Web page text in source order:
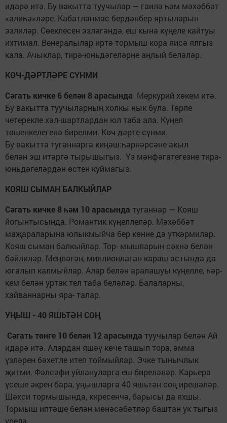
идарә итә. Бу вакытта туучылар — гаилә һәм мә­хәббәт
«алиһә»ләре. Кабатланмас бер­дәнбер яртыларын
эзлиләр. Сөеклесен эзләгәндә, еш кына күңеле кайтуы
ихтимал. Венералылар иртә тормыш ко­ра яисә ялгыз
кала. Ачыклар, тирә-юньдәгеләрне аңлый беләләр.
КӨЧ-ДӘРТЛӘРЕ СҮНМИ
Сәгать кичке 6 белән 8 арасында Меркурий хөкем итә.
Бу вакытта туучыларның холкы нык була. Төрле
четерекле хәл-шартлардан юл таба ала. Күңел
төшенкелегенә бирелми. Көч-дәрте сүнми.
Бу вакытта туганнарга киңәш:һәрнәрсәне акыл
белән эш итәргә тырышыгыз. Үз мәнфәгатегезне тирә-
юньдәгеләрдән өстен куймагыз.
КОЯШ СЫМАН БАЛКЫЙЛАР
Сәгать кичке 8 һәм 10 арасында туган­нар — Кояш
йогын­тысында. Романтик күңеллеләр. Мәхәб­бәт
маҗараларына юлыкмыйча бер көн­не дә үткәрмиләр.
Кояш сыман балкыйлар. Тор- мышларын сәхнә белән
бәйлиләр. Меңләгән, мил­лионлаган караш астында да
югалып калмыйлар. Алар белән аралашуы күңелле, һәр­
кем белән уртак тел таба белә­ләр. Балаларны,
хайваннарны яра- талар.
УҢЫШ - 40 ЯШЬТӘН СОҢ
Сәгать төнге 10 белән 12 арасында туучылар белән Ай
идарә итә. Алардан яшәү көче ташып то­ра, әмма
үзләрен бәхетле итеп той­мыйлар. Эчке тынычлык
җитми. Фәлсәфи уйлануларга еш биреләләр. Карьера
үсеше әкрен бара, уңышларга 40 яшьтән соң ирешәләр.
Шәхси тормышында, киресенчә, барысы да яхшы.
Тормыш иптәше белән мөнәсәбәтләр баштан ук тыгыз
үрелә.